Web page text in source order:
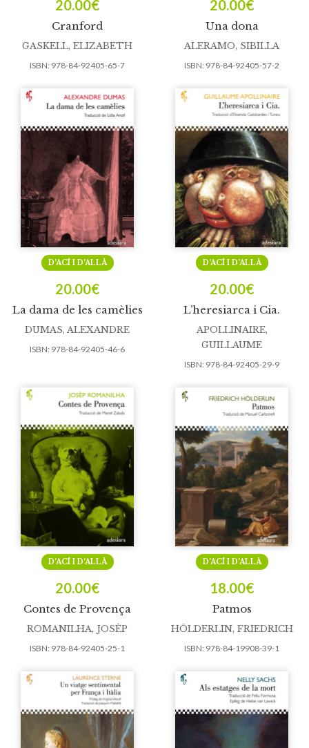
Cranford
20.00€
GASKELL, ELIZABETH
ISBN: 978-84-92405-65-7
Una dona
20.00€
ALERAMO, SIBILLA
ISBN: 978-84-92405-57-2
La dama de les camèlies
D’ACÍ I D’ALLÀ
20.00€
DUMAS, ALEXANDRE
ISBN: 978-84-92405-46-6
L’heresiarca i Cia.
D’ACÍ I D’ALLÀ
20.00€
APOLLINAIRE,
GUILLAUME
ISBN: 978-84-92405-29-9
Contes de Provença
D’ACÍ I D’ALLÀ
20.00€
ROMANILHA, JOSÈP
ISBN: 978-84-92405-25-1
Patmos
D’ACÍ I D’ALLÀ
18.00€
HÖLDERLIN, FRIEDRICH
ISBN: 978-84-19908-39-1